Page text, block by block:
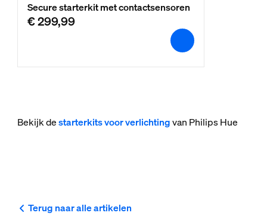
Secure starterkit met contactsensoren
€ 299,99
Bekijk destarterkits voor verlichtingvan Philips Hue
Terug naar alle artikelen